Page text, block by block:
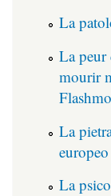
La
La peur
mourir
La
europeo
La